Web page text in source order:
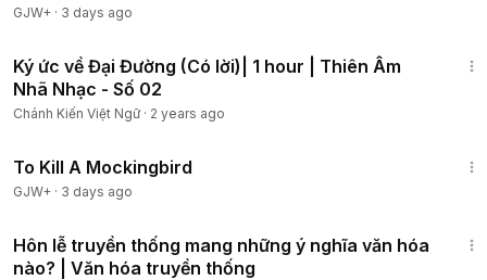
GJW+ · 3 days ago
Ký ức về Đại Đường (Có lời)| 1 hour | Thiên Âm
Nhã Nhạc - Số 02
Chánh Kiến Việt Ngữ· 2 years ago
To Kill A Mockingbird
GJW+ · 3 days ago
Hôn lễ truyền thống mang những ý nghĩa văn hóa
nào? | Văn hóa truyền thống